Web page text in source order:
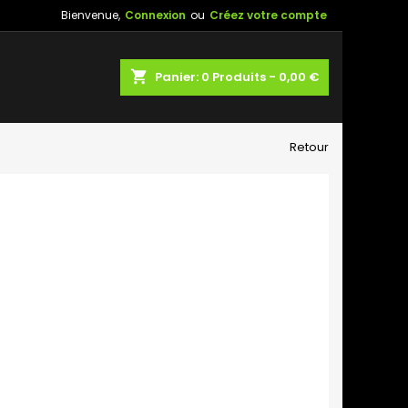
Bienvenue, Connexion ou Créez votre compte
shopping_cart Panier: 0 Produits - 0,00 €
Retour